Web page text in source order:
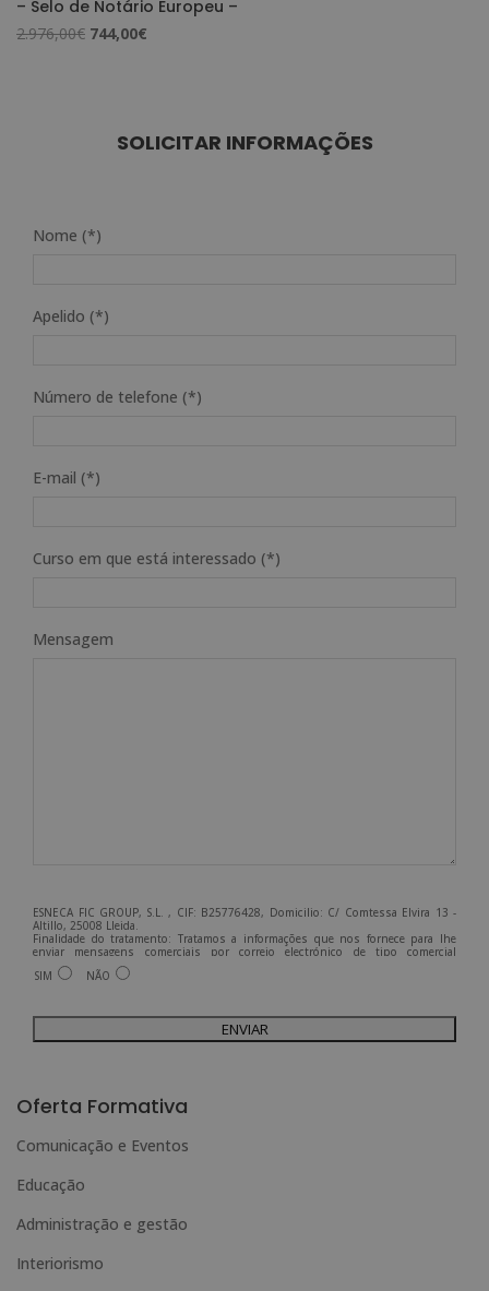
– Selo de Notário Europeu –
2.976,00€ O
2.976,00€.
744,00€
744,00€.
SOLICITAR INFORMAÇÕES
Nome (*)
Apelido (*)
Número de telefone (*)
E-mail (*)
Curso em que está interessado (*)
Mensagem
ESNECA FIC GROUP, S.L. , CIF: B25776428, Domicilio: C/ Comtessa Elvira 13 -
Altillo, 25008 Lleida.
Finalidade do tratamento: Tratamos a informações que nos fornece para lhe
enviar mensagens comerciais por correio electrónico de tipo comercial
relacionadas com os produtos oferecidos e outros produtos que possam ser do
seu interesse.
contactando-nos para o endereço admin@grupoesneca.com.
Para mais informações, consulte a nossa Política de Privacidade.
Deseja receber informação comercial (por telefone e/ou correio electrónico):
SIM NÃO
e
r
n
Oferta Formativa
Comunicação e Eventos
Educação
Administração e gestão
Interiorismo